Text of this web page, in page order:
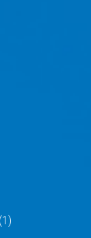
(1)